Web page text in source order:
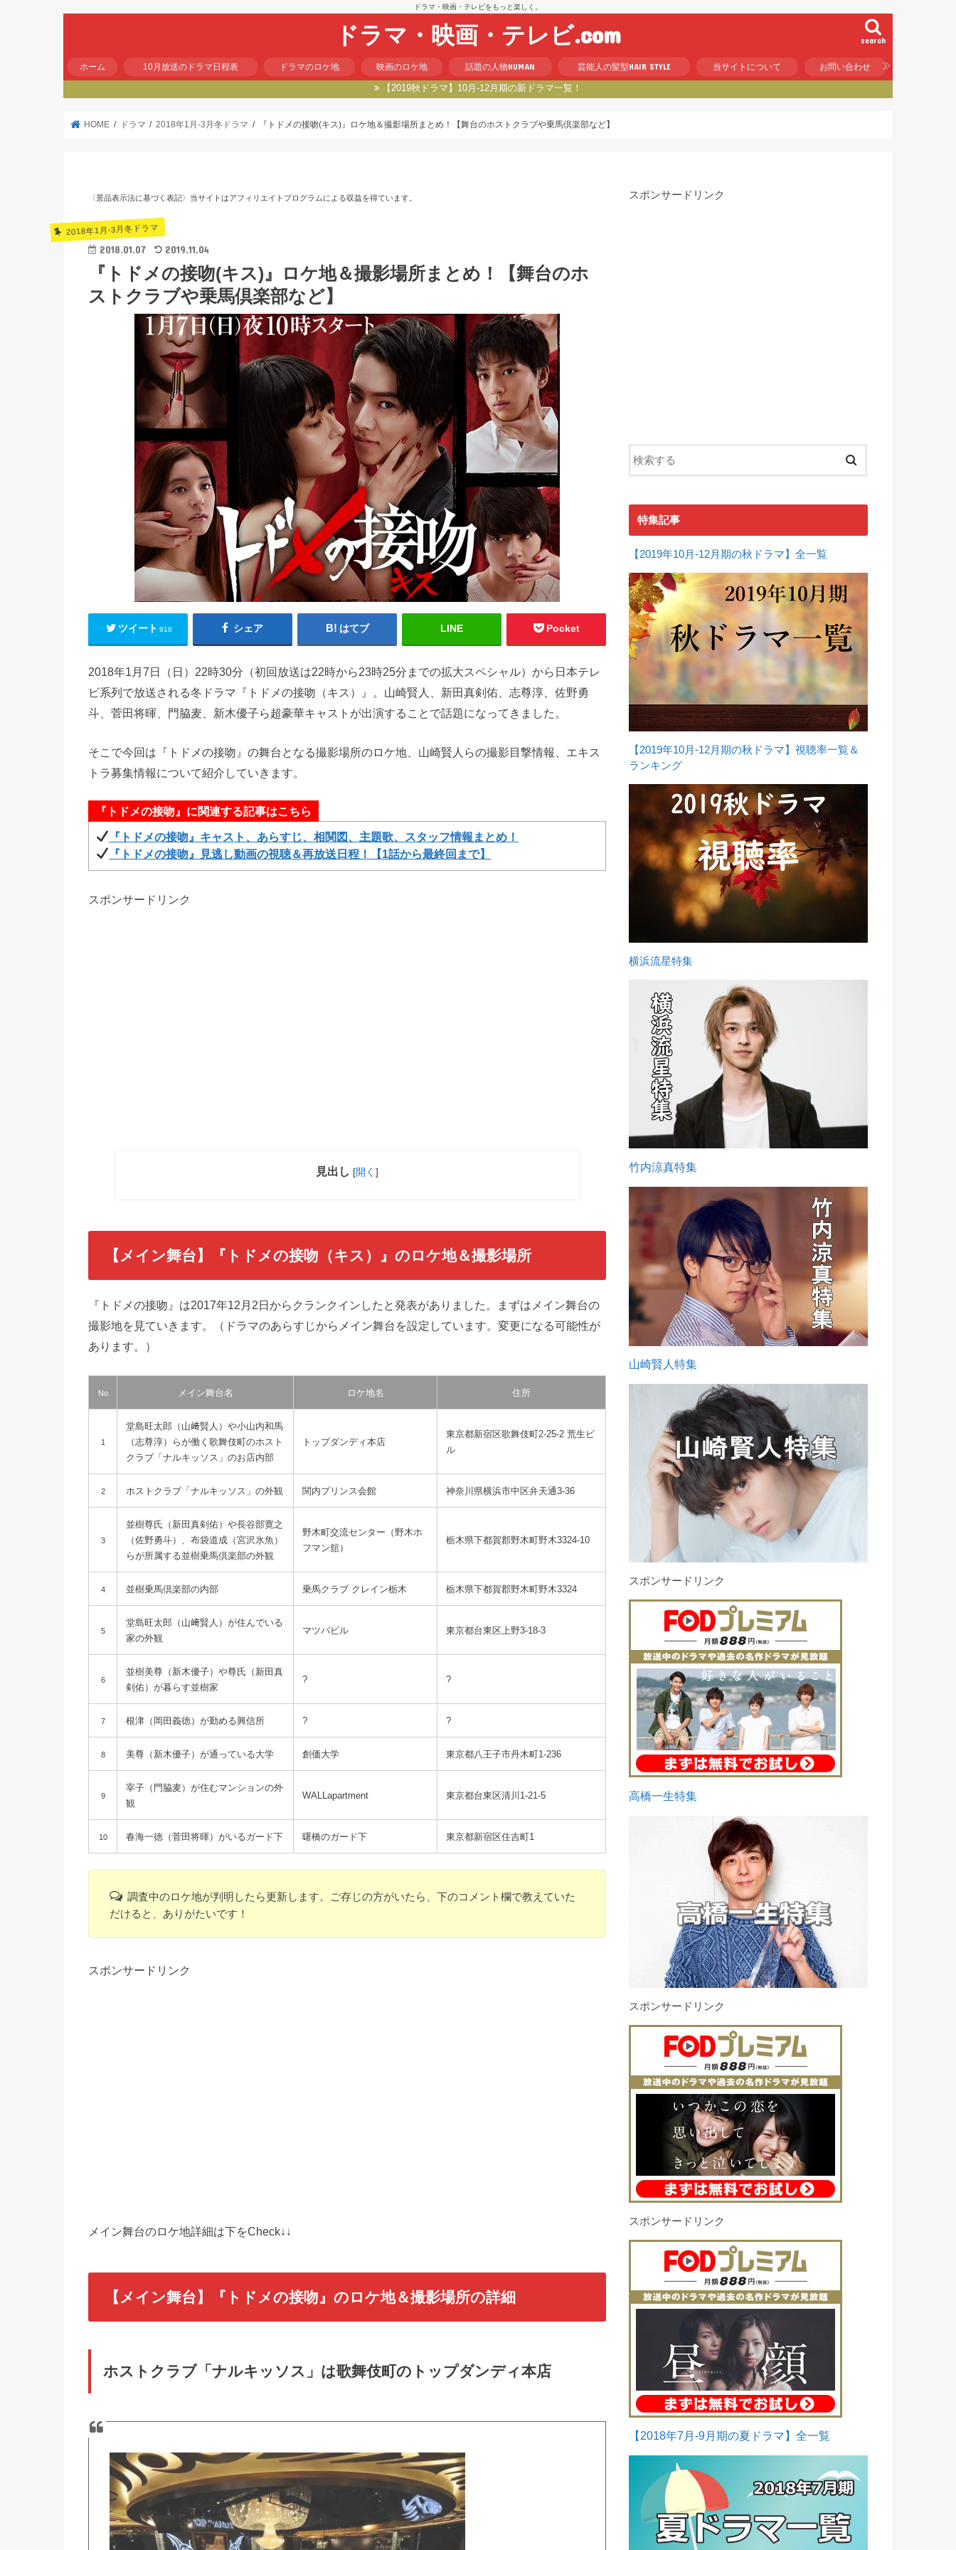
ドラマ・映画・テレビをもっと楽しく。
ドラマ・映画・テレビ.com search
ホーム 10月放送のドラマ日程表 ドラマのロケ地 映画のロケ地 話題の人物HUMAN 芸能人の髪型HAIR STYLE 当サイトについて お問い合わせ
【2019秋ドラマ】10月-12月期の新ドラマ一覧！
HOME ドラマ 2018年1月-3月冬ドラマ 『トドメの接吻(キス)』ロケ地＆撮影場所まとめ！【舞台のホストクラブや乗馬倶楽部など】
〈景品表示法に基づく表記〉当サイトはアフィリエイトプログラムによる収益を得ています。
2018年1月-3月冬ドラマ
2018.01.07 2019.11.04
『トドメの接吻(キス)』ロケ地＆撮影場所まとめ！【舞台のホ
ストクラブや乗馬倶楽部など】
ツイート 918 シェア はてブ LINE Pocket
2018年1月7日（日）22時30分（初回放送は22時から23時25分までの拡大スペシャル）から日本テレ
ビ系列で放送される冬ドラマ『トドメの接吻（キス）』。山崎賢人、新田真剣佑、志尊淳、佐野勇
斗、菅田将暉、門脇麦、新木優子ら超豪華キャストが出演することで話題になってきました。
そこで今回は『トドメの接吻』の舞台となる撮影場所のロケ地、山崎賢人らの撮影目撃情報、エキス
トラ募集情報について紹介していきます。
『トドメの接吻』に関連する記事はこちら
『トドメの接吻』キャスト、あらすじ、相関図、主題歌、スタッフ情報まとめ！
『トドメの接吻』見逃し動画の視聴＆再放送日程！【1話から最終回まで】
スポンサードリンク
見出し [開く ]
【メイン舞台】『トドメの接吻（キス）』のロケ地＆撮影場所
『トドメの接吻』は2017年12月2日からクランクインしたと発表がありました。まずはメイン舞台の
撮影地を見ていきます。（ドラマのあらすじからメイン舞台を設定しています。変更になる可能性が
あります。）
No メイン舞台名 ロケ地名 住所
1
堂島旺太郎（山﨑賢人）や小山内和馬
（志尊淳）らが働く歌舞伎町のホスト
クラブ「ナルキッソス」のお店内部
トップダンディ本店
東京都新宿区歌舞伎町2-25-2 荒生ビ
ル
2 ホストクラブ「ナルキッソス」の外観 関内プリンス会館 神奈川県横浜市中区弁天通3-36
3
並樹尊氏（新田真剣佑）や長谷部寛之
（佐野勇斗）、布袋道成（宮沢氷魚）
らが所属する並樹乗馬倶楽部の外観
野木町交流センター（野木ホ
フマン舘）
栃木県下都賀郡野木町野木3324-10
4 並樹乗馬倶楽部の内部 乗馬クラブ クレイン栃木 栃木県下都賀郡野木町野木3324
5
堂島旺太郎（山﨑賢人）が住んでいる
家の外観
マツバビル 東京都台東区上野3-18-3
6
並樹美尊（新木優子）や尊氏（新田真
剣佑）が暮らす並樹家
? ?
7 根津（岡田義徳）が勤める興信所 ? ?
8 美尊（新木優子）が通っている大学 創価大学 東京都八王子市丹木町1-236
9
宰子（門脇麦）が住むマンションの外
観
WALLapartment 東京都台東区清川1-21-5
10 春海一徳（菅田将暉）がいるガード下 曙橋のガード下 東京都新宿区住吉町1
調査中のロケ地が判明したら更新します。ご存じの方がいたら、下のコメント欄で教えていた
だけると、ありがたいです！
スポンサードリンク
メイン舞台のロケ地詳細は下をCheck↓↓
【メイン舞台】『トドメの接吻』のロケ地＆撮影場所の詳細
ホストクラブ「ナルキッソス」は歌舞伎町のトップダンディ本店
スポンサードリンク
特集記事
【2019年10月-12月期の秋ドラマ】全一覧
【2019年10月-12月期の秋ドラマ】視聴率一覧＆
ランキング
横浜流星特集
竹内涼真特集
山崎賢人特集
スポンサードリンク
高橋一生特集
スポンサードリンク
スポンサードリンク
【2018年7月-9月期の夏ドラマ】全一覧